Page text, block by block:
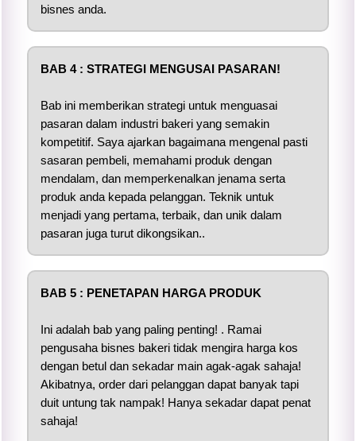
bisnes anda.
BAB 4 : STRATEGI MENGUSAI PASARAN!
Bab ini memberikan strategi untuk menguasai
pasaran dalam industri bakeri yang semakin
kompetitif. Saya ajarkan bagaimana mengenal pasti
sasaran pembeli, memahami produk dengan
mendalam, dan memperkenalkan jenama serta
produk anda kepada pelanggan. Teknik untuk
menjadi yang pertama, terbaik, dan unik dalam
pasaran juga turut dikongsikan..
BAB 5 : PENETAPAN HARGA PRODUK
Ini adalah bab yang paling penting! . Ramai
pengusaha bisnes bakeri tidak mengira harga kos
dengan betul dan sekadar main agak-agak sahaja!
Akibatnya, order dari pelanggan dapat banyak tapi
duit untung tak nampak! Hanya sekadar dapat penat
sahaja!